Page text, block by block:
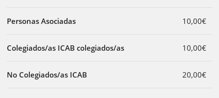
Personas Asociadas 10,00€
Colegiados/as ICAB colegiados/as 10,00€
No Colegiados/as ICAB 20,00€